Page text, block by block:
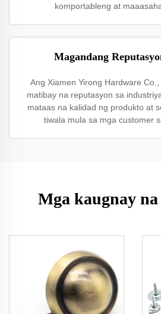
komportableng at
Magandang
Ang Xiamen Yirong Hardware
matibay na reputasyon sa
mataas na kalidad ng produkto at
tiwala mula sa mga customer
Mga kaugnay